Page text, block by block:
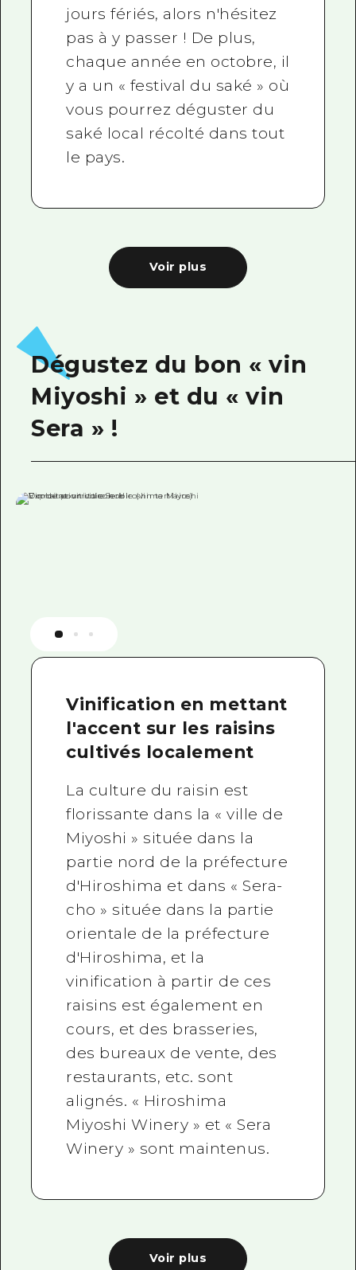
jours fériés, alors n'hésitez
pas à y passer ! De plus,
chaque année en octobre, il
y a un « festival du saké » où
vous pourrez déguster du
saké local récolté dans tout
le pays.
Voir plus
Dégustez du bon « vin
Miyoshi » et du « vin
Sera » !
Vinification en mettant
l'accent sur les raisins
cultivés localement
La culture du raisin est
florissante dans la « ville de
Miyoshi » située dans la
partie nord de la préfecture
d'Hiroshima et dans « Sera-
cho » située dans la partie
orientale de la préfecture
d'Hiroshima, et la
vinification à partir de ces
raisins est également en
cours, et des brasseries,
des bureaux de vente, des
restaurants, etc. sont
alignés. « Hiroshima
Miyoshi Winery » et « Sera
Winery » sont maintenus.
Voir plus